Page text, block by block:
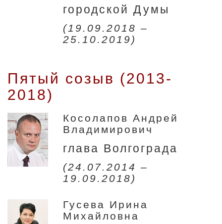
городской Думы
(19.09.2018 –
25.10.2019)
Пятый созыв (2013-
2018)
Косолапов Андрей
Владимирович
глава Волгограда
(24.07.2014 –
19.09.2018)
Гусева Ирина
Михайловна